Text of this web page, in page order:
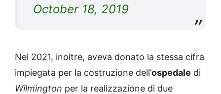
October 18, 2019
Nel 2021, inoltre, aveva donato la stessa cifra
impiegata per la costruzione dell’ospedale di
Wilmington per la realizzazione di due